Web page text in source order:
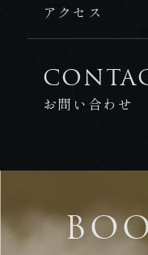
アクセス
お問い合わせ